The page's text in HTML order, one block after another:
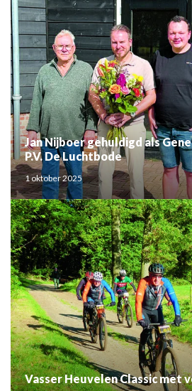
Jan Nijboer gehuldigd als
P.V. De Luchtbode
1 oktober 2025